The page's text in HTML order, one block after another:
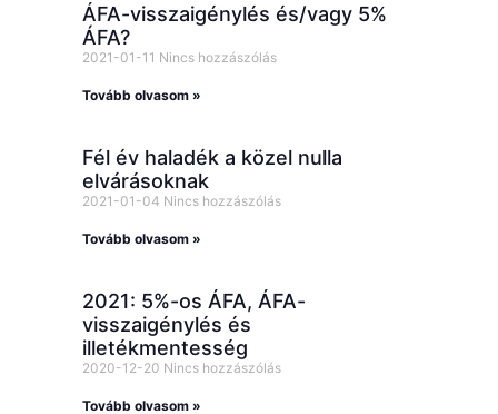
ÁFA-visszaigénylés és/vagy 5%
ÁFA?
2021-01-11 Nincs hozzászólás
Tovább olvasom »
Fél év haladék a közel nulla
elvárásoknak
2021-01-04 Nincs hozzászólás
Tovább olvasom »
2021: 5%-os ÁFA, ÁFA-
visszaigénylés és
illetékmentesség
2020-12-20 Nincs hozzászólás
Tovább olvasom »